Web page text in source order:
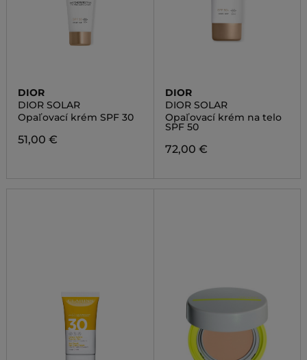
DIOR
DIOR SOLAR
Opaľovací krém SPF 30
51,00 €
DIOR
DIOR SOLAR
Opaľovací krém na telo
SPF 50
72,00 €